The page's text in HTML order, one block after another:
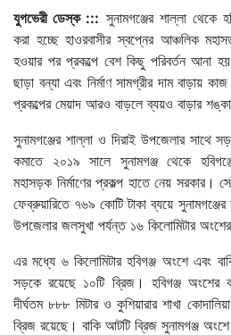
যুগভেরী ডেস্ক ::: সুনামগঞ্জের শাল্লা থেকে
করা হচ্ছে হাওরবাসীর স্বপ্নের আঞ্চলিক
হওয়ার পর প্রকল্পে বেশ কিছু পরিবর্তন আনা
ছাড়া বন্যা এবং নির্মাণ সামগ্রীর দাম বাড়ায়
প্রকল্পের মেয়াদ আরও বাড়লে ব্যয়ও বাড়ার
সুনামগঞ্জের শাল্লা ও দিরাই উপজেলার সাথে
কমাতে ২০১৯ সালে সুনামগঞ্জ থেকে
মহাসড়ক নির্মাণের প্রকল্প হাতে নেয় সরকার।
ফেব্রুয়ারিতে ৭৬৯ কোটি টাকা ব্যয়ে
উপজেলার জলসুখা পর্যন্ত ১৬ কিলোমিটার
এর মধ্যে ৬ কিলোমিটার হবিগঞ্জ অংশে এবং
সড়কে রয়েছে ১০টি ব্রিজ। হবিগঞ্জ অংশের
দীর্ঘতম ৮৮৮ মিটার ও কুশিয়ারার শাখা
ব্রিজ রয়েছে। বাকি আটটি ব্রিজ সুনামগঞ্জ